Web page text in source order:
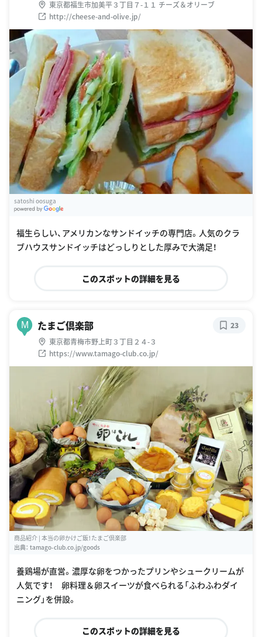
東京都福生市加美平３丁目７-１１ チーズ＆オリーブ
http://cheese-and-olive.jp/
satoshi oosuga
福生らしい、アメリカンなサンドイッチの専門店。人気のクラ
ブハウスサンドイッチはどっしりとした厚みで大満足！
このスポットの詳細を見る
M たまご倶楽部
東京都青梅市野上町３丁目２４-３
https://www.tamago-club.co.jp/
23
商品紹介 | 本当の卵かけご飯！たまご倶楽部
出典： tamago-club.co.jp/goods
養鶏場が直営。濃厚な卵をつかったプリンやシュークリームが
人気です！ 卵料理＆卵スイーツが食べられる「ふわふわダイ
ニング」を併設。
このスポットの詳細を見る